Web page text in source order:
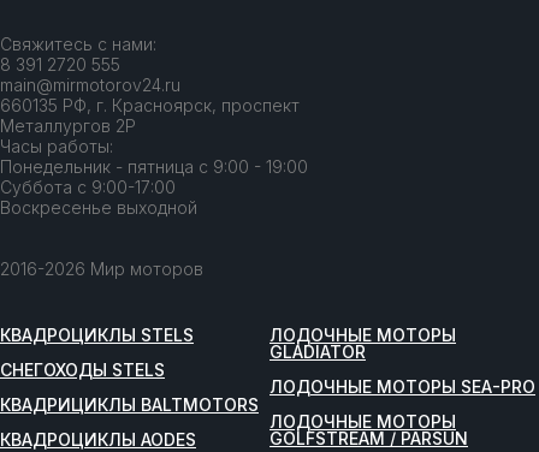
Свяжитесь с нами:
8 391 2720 555
main@mirmotorov24.ru
660135 РФ, г. Красноярск, проспект
Металлургов 2Р
Часы работы:
Понедельник - пятница с 9:00 - 19:00
Суббота с 9:00-17:00
Воскресенье выходной
2016-2026 Мир моторов
КВАДРОЦИКЛЫ STELS
СНЕГОХОДЫ STELS
КВАДРИЦИКЛЫ BALTMOTORS
КВАДРОЦИКЛЫ AODES
ЛОДОЧНЫЕ МОТОРЫ
GLADIATOR
ЛОДОЧНЫЕ МОТОРЫ SEA-PRO
ЛОДОЧНЫЕ МОТОРЫ
GOLFSTREAM / PARSUN